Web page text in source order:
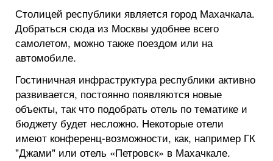
Столицей республики является город Махачкала.
Добраться сюда из Москвы удобнее всего
самолетом, можно также поездом или на
автомобиле.
Гостиничная инфраструктура республики активно
развивается, постоянно появляются новые
объекты, так что подобрать отель по тематике и
бюджету будет несложно. Некоторые отели
имеют конференц-возможности, как, например ГК
"Джами" или отель «Петровск» в Махачкале.